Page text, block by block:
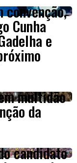
Cunha
e
multidão
da
candidato